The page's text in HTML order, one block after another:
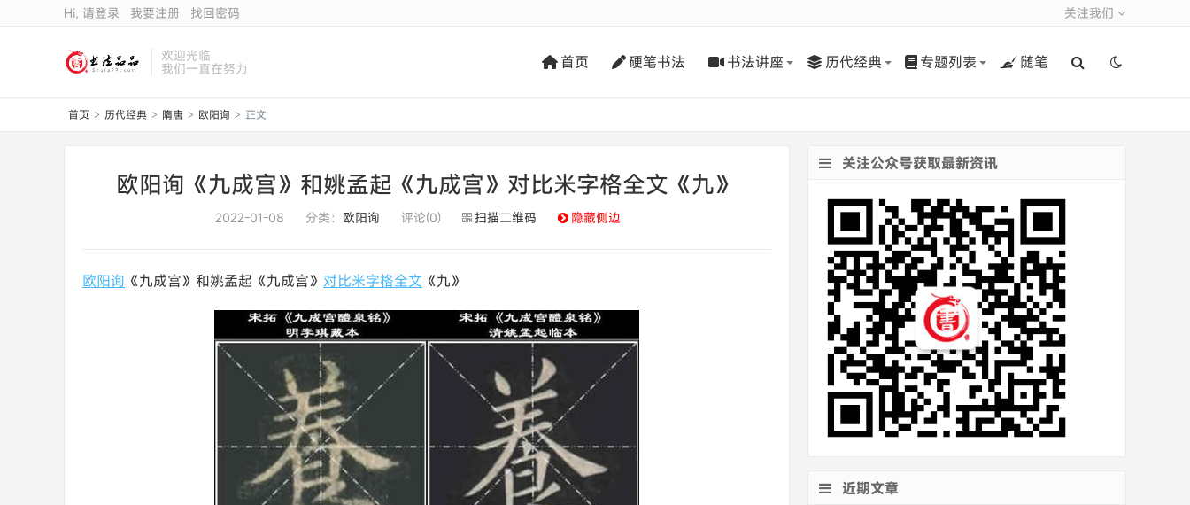
关注我们
Hi, 请登录 我要注册 找回密码
欢迎光临
我们一直在努力 首页 硬笔书法 书法讲座 历代经典 专题列表 随笔
首页 > 历代经典 > 隋唐 > 欧阳询 > 正文
欧阳询《九成宫》和姚孟起《九成宫》对比米字格全文《九》
2022-01-08 分类： 欧阳询 评论(0) 扫描二维码 隐藏侧边
欧阳询 《九成宫》和姚孟起《九成宫》 对比米字格全文 《九》
关注公众号获取最新资讯
近期文章